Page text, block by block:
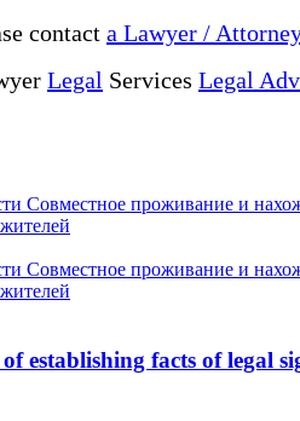
contact a Lawyer /
Legal Services Legal
Совместное проживание и
Совместное проживание и
establishing facts of legal